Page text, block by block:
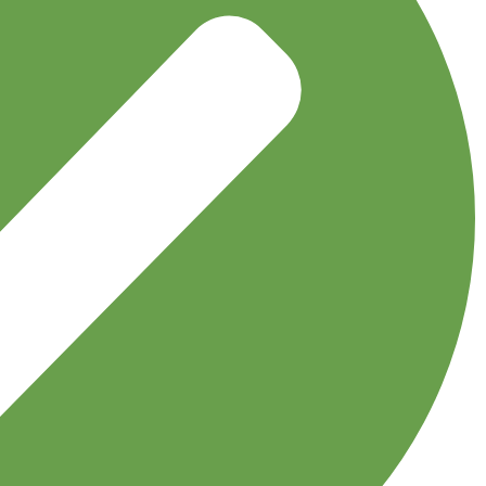
نخی طرح دار کوچک
اکسسوری
توربان
جوراب
دستبند
دستکش
دستمال گردن
مجله نوولاشال
لیست شعب
فروشگاه
قوانین و مقررات